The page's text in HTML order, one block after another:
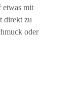
etwas mit
direkt zu
oder